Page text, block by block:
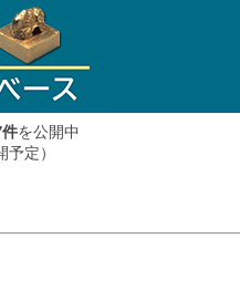
件を公開中
予定）